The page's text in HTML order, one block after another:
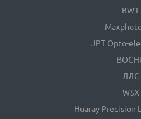
BWT
JPT Opto-
ЛЛС
WSX
Huaray Precision